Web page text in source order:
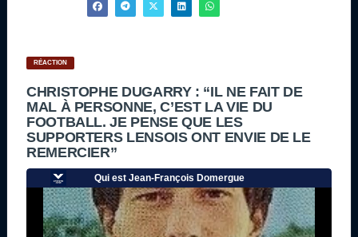
RÉACTION
CHRISTOPHE DUGARRY : “IL NE FAIT DE
MAL À PERSONNE, C’EST LA VIE DU
FOOTBALL. JE PENSE QUE LES
SUPPORTERS LENSOIS ONT ENVIE DE LE
REMERCIER”